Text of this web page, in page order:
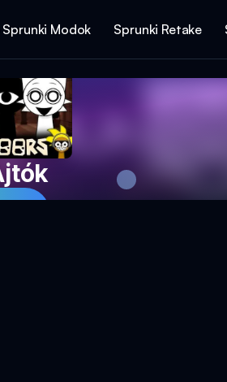
Sprunki Modok Sprunki Retake